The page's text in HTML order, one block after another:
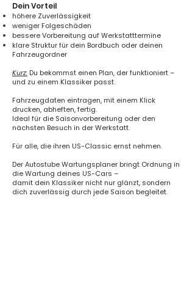
Dein Vorteil
höhere Zuverlässigkeit
weniger Folgeschäden
bessere Vorbereitung auf Werkstatttermine
klare Struktur für dein Bordbuch oder deinen
Fahrzeugordner
Kurz: Du bekommst einen Plan, der funktioniert –
und zu einem Klassiker passt.
Fahrzeugdaten eintragen, mit einem Klick
drucken, abheften, fertig.
Ideal für die Saisonvorbereitung oder den
nächsten Besuch in der Werkstatt.
Für alle, die ihren US-Classic ernst nehmen.
Der Autostube Wartungsplaner bringt Ordnung in
die Wartung deines US-Cars –
damit dein Klassiker nicht nur glänzt, sondern
dich zuverlässig durch jede Saison begleitet.